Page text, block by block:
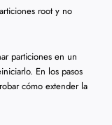
root y no
particiones en un
En los pasos
cómo extender la